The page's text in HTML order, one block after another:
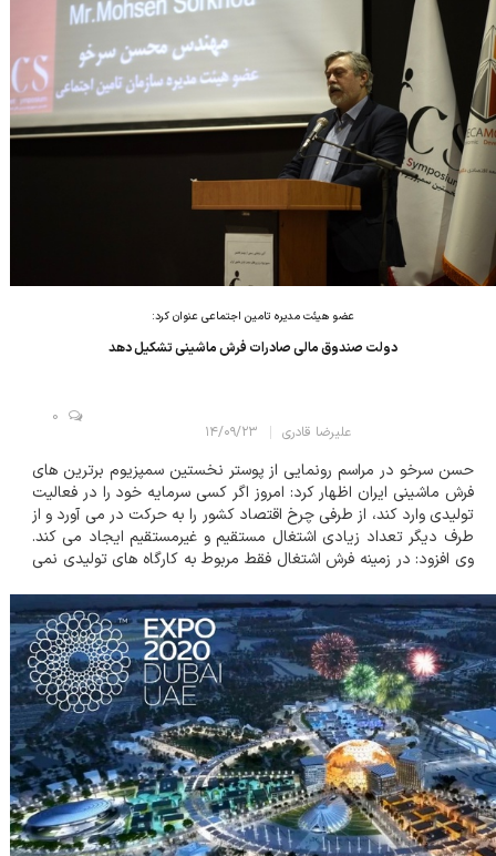
عضو هیئت مدیره تامین اجتماعی عنوان کرد:
دولت صندوق مالی صادرات فرش ماشینی تشکیل دهد
علیرضا قادری ۱۴/۰۹/۲۳
0
حسن سرخو در مراسم رونمایی از پوستر نخستین سمپزیوم برترین های
فرش ماشینی ایران اظهار کرد: امروز اگر کسی سرمایه خود را در فعالیت
تولیدی وارد کند، از طرفی چرخ اقتصاد کشور را به حرکت در می آورد و از
طرف دیگر تعداد زیادی اشتغال مستقیم و غیرمستقیم ایجاد می کند.
وی افزود: در زمینه فرش اشتغال فقط مربوط به کارگاه های تولیدی نمی
دیده می شو...